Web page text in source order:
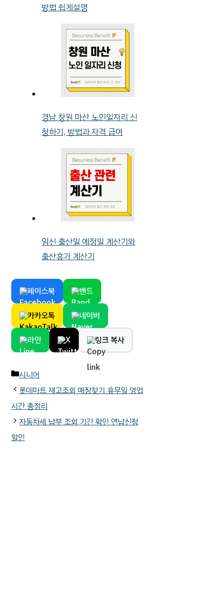
방법 쉽게설명
경남 창원 마산 노인일자리 신
청하기, 방법과 자격 급여
임신 출산일 예정일 계산기와
출산휴가 계산기
페이스북 밴드
카카오톡 네이버
라인 X 링크 복사
카
테
고
리
시니어
롯데마트 재고조회 매장찾기 휴무일 영업
시간 총정리
자동차세 납부 조회 기간 확인 연납신청
할인